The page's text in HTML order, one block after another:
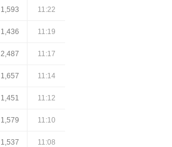
1,593 11:22
1,436 11:19
2,487 11:17
1,657 11:14
1,451 11:12
1,579 11:10
1,537 11:08